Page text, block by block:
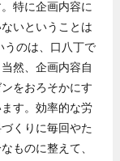
特に企画内容に
いということは
うのは、口八丁で
然、企画内容自
をおろそかにす
す。効率的な労
くりに毎回やた
ものに整えて、